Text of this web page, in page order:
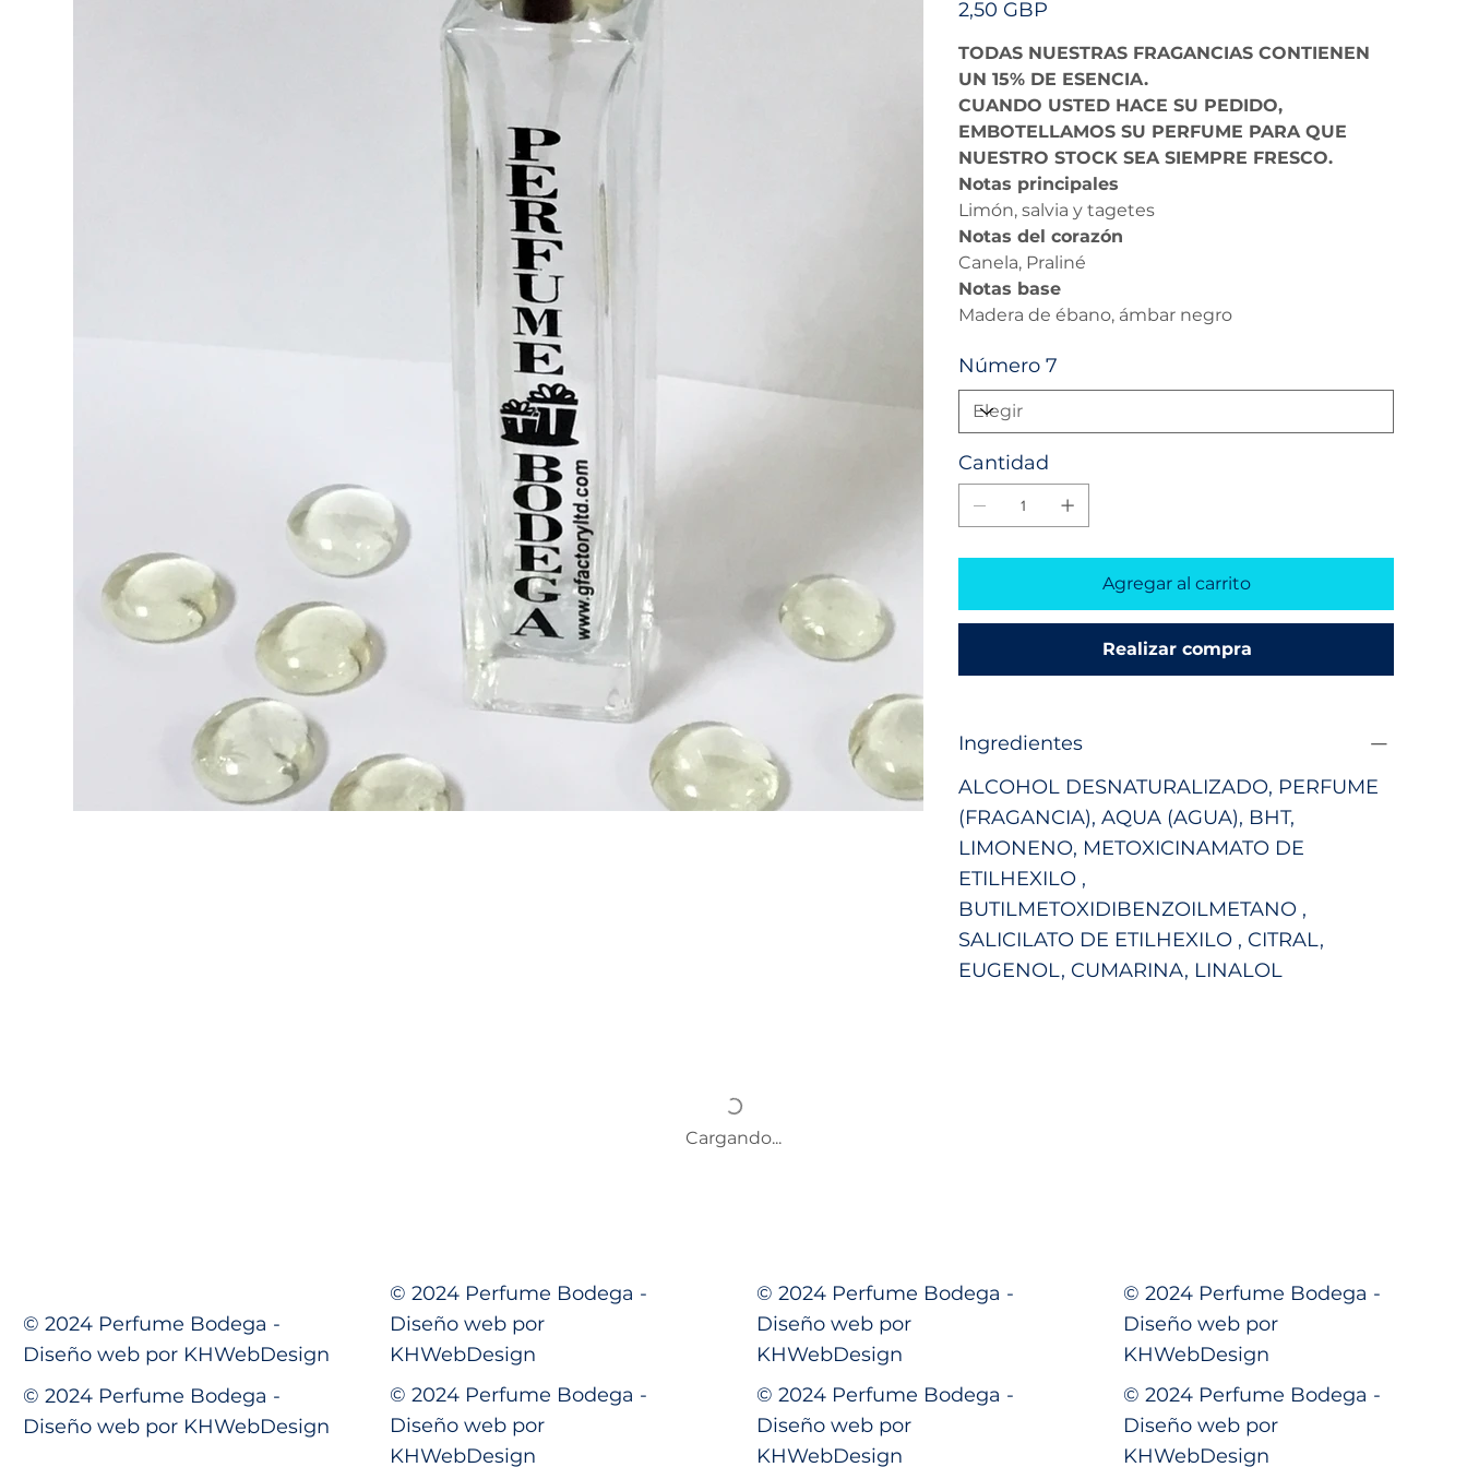
2,50 GBP
TODAS NUESTRAS FRAGANCIAS CONTIENEN
UN 15% DE ESENCIA.
CUANDO USTED HACE SU PEDIDO,
EMBOTELLAMOS SU PERFUME PARA QUE
NUESTRO STOCK SEA SIEMPRE FRESCO.
Notas principales
Limón, salvia y tagetes
Notas del corazón
Canela, Praliné
Notas base
Madera de ébano, ámbar negro
Número 7
Cantidad
Agregar al carrito
Realizar compra
Ingredientes
ALCOHOL DESNATURALIZADO, PERFUME
(FRAGANCIA), AQUA (AGUA), BHT,
LIMONENO, METOXICINAMATO DE
ETILHEXILO ,
BUTILMETOXIDIBENZOILMETANO ,
SALICILATO DE ETILHEXILO , CITRAL,
EUGENOL, CUMARINA, LINALOL
Cargando...
© 2024 Perfume Bodega -
Diseño web por KHWebDesign
© 2024 Perfume Bodega -
Diseño web por KHWebDesign
© 2024 Perfume Bodega -
Diseño web por
KHWebDesign
© 2024 Perfume Bodega -
Diseño web por
KHWebDesign
© 2024 Perfume Bodega -
Diseño web por
KHWebDesign
© 2024 Perfume Bodega -
Diseño web por
KHWebDesign
© 2024 Perfume Bodega -
Diseño web por
KHWebDesign
© 2024 Perfume Bodega -
Diseño web por
KHWebDesign